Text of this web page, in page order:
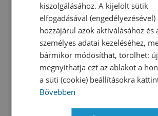
Velence 2 kW napelem rendszer
Kecskemét 5 kW napelem rendszer
Hajdúböszörmény 5 kW napelem
Tiszakécske 5 kW napelem
kiszolgálásához. A kijelölt sütik
elfogadásával (engedélyezésével)
hozzájárul azok aktiválásához és
személyes adatai kezeléséhez,
bármikor módosíthat, törölhet:
megnyithatja ezt az ablakot a
a süti (cookie) beállításokra
Bővebben